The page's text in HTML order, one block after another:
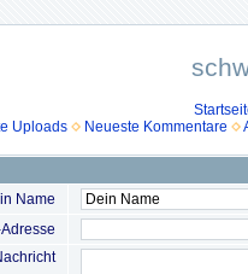
Uploads Neueste Kommentare
Name